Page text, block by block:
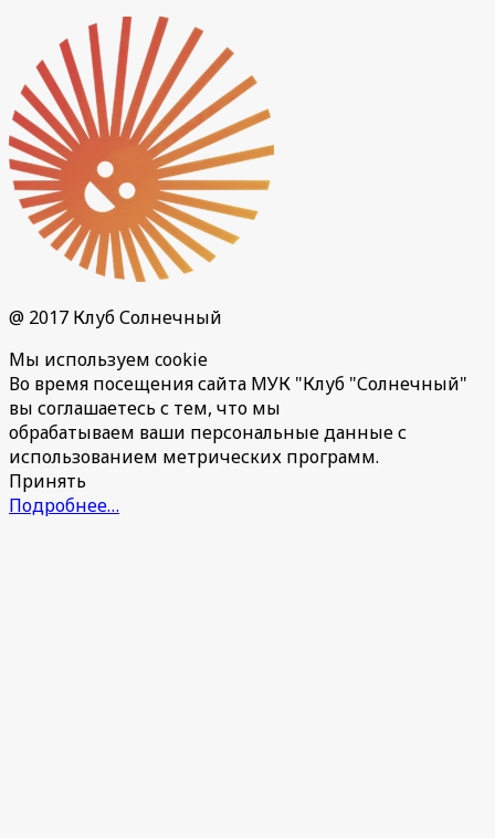
@ 2017 Клуб Солнечный
Мы используем cookie
Во время посещения сайта МУК "Клуб "Солнечный"
вы соглашаетесь с тем, что мы
обрабатываем ваши персональные данные с
использованием метрических программ.
Принять
Подробнее…